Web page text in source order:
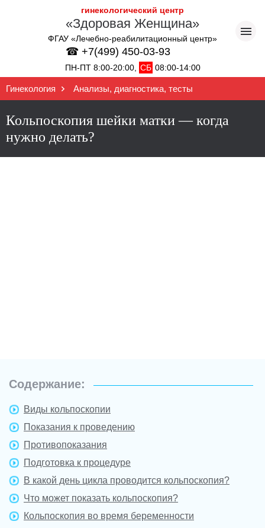
гинекологический центр
«Здоровая Женщина»
ФГАУ «Лечебно-реабилитационный центр»
☎ +7(499) 450-03-93
ПН-ПТ 8:00-20:00, СБ 08:00-14:00
Гинекология Анализы, диагностика, тесты
Кольпоскопия шейки матки — когда
нужно делать?
Содержание:
Виды кольпоскопии
Показания к проведению
Противопоказания
Подготовка к процедуре
В какой день цикла проводится кольпоскопия?
Что может показать кольпоскопия?
Кольпоскопия во время беременности